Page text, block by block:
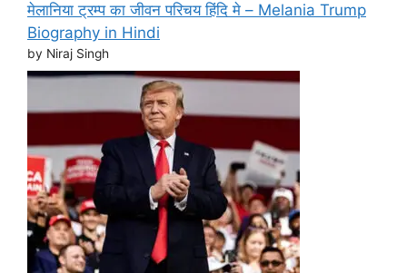
मेलानिया ट्रम्प का जीवन परिचय हिंदि मे – Melania Trump
Biography in Hindi
by Niraj Singh